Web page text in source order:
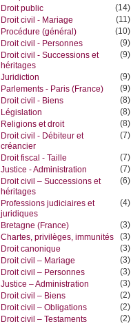
Droit public
(14)
Droit civil - Mariage
(11)
Procédure (général)
(10)
Droit civil - Personnes
(9)
Droit civil - Successions et
héritages
(9)
Juridiction
(9)
Parlements - Paris (France)
(9)
Droit civil - Biens
(8)
Législation
(8)
Religions et droit
(8)
Droit civil - Débiteur et
créancier
(7)
Droit fiscal - Taille
(7)
Justice - Administration
(7)
Droit civil – Successions et
héritages
(6)
Professions judiciaires et
juridiques
(4)
Bretagne (France)
(3)
Chartes, privilèges, immunités
(3)
Droit canonique
(3)
Droit civil – Mariage
(3)
Droit civil – Personnes
(3)
Justice – Administration
(3)
Droit civil – Biens
(2)
Droit civil – Obligations
(2)
Droit civil – Testaments
(2)